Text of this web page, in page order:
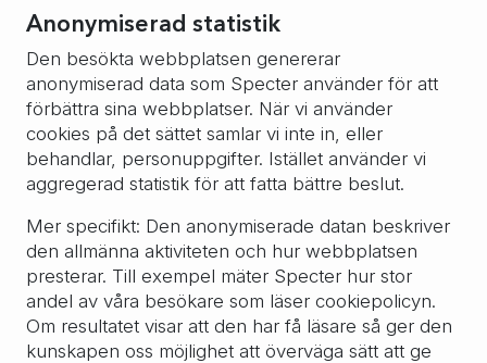
Anonymiserad statistik
Den besökta webbplatsen genererar
anonymiserad data som Specter använder för att
förbättra sina webbplatser. När vi använder
cookies på det sättet samlar vi inte in, eller
behandlar, personuppgifter. Istället använder vi
aggregerad statistik för att fatta bättre beslut.
Mer specifikt: Den anonymiserade datan beskriver
den allmänna aktiviteten och hur webbplatsen
presterar. Till exempel mäter Specter hur stor
andel av våra besökare som läser cookiepolicyn.
Om resultatet visar att den har få läsare så ger den
kunskapen oss möjlighet att överväga sätt att ge